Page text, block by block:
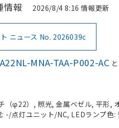
情報 2026/8/4 8:16 情報更新
ニュース No. 2026039c
A22NL-MNA-TAA-P002-AC
（φ22）, 照光, 金属ベゼル, 平形,
-/点灯ユニット/NC, LEDランプ色: